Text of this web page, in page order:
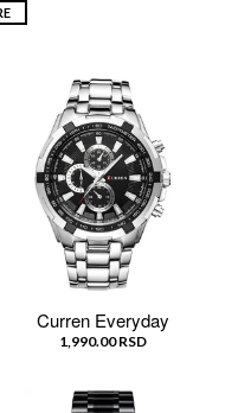
Curren Everyday
1,990.00 RSD